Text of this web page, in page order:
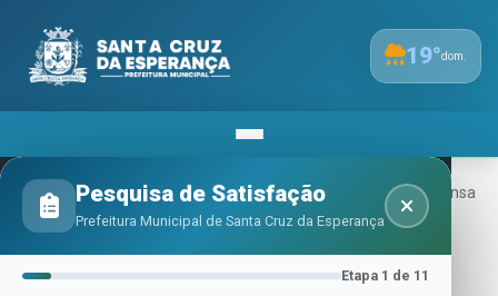
19°dom.
Pesquisa de Satisfação
Prefeitura Municipal de Santa Cruz da Esperança
Etapa 1 de 11
Inicio Licitação Editais E Avisos
Aviso De Dispensa
De Licitação - Contratação De Maestro E Instrutor De Banda